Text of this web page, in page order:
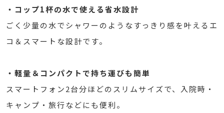
・コップ1杯の水で使える省水設計
ごく少量の水でシャワーのようなすっきり感を叶えるエ
コ＆スマートな設計です。
・軽量＆コンパクトで持ち運びも簡単
スマートフォン2台分ほどのスリムサイズで、入院時・
キャンプ・旅行などにも便利。